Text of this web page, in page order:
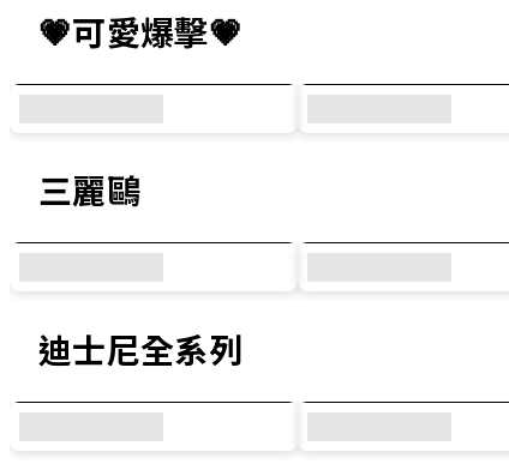
💗可愛爆擊💗
三麗鷗
迪士尼全系列